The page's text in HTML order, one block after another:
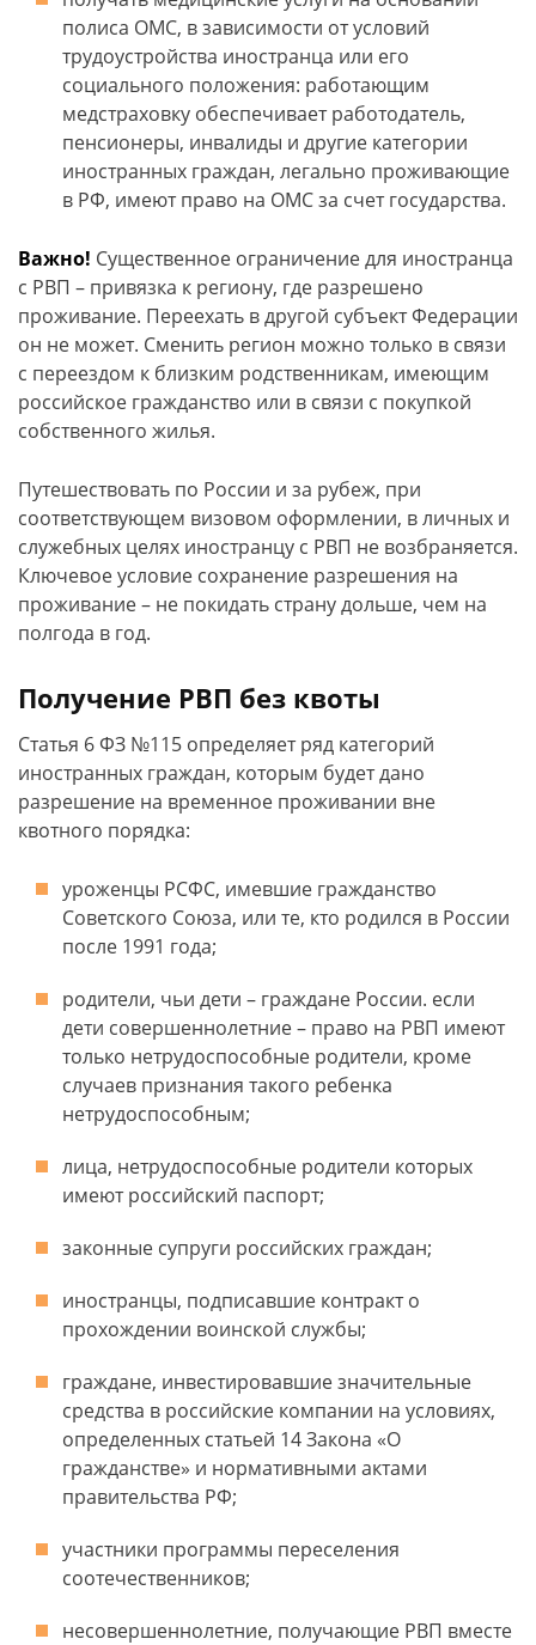
полиса ОМС, в зависимости от условий
трудоустройства иностранца или его
социального положения: работающим
медстраховку обеспечивает работодатель,
пенсионеры, инвалиды и другие категории
иностранных граждан, легально проживающие
в РФ, имеют право на ОМС за счет государства.
Важно! Существенное ограничение для иностранца
с РВП – привязка к региону, где разрешено
проживание. Переехать в другой субъект Федерации
он не может. Сменить регион можно только в связи
с переездом к близким родственникам, имеющим
российское гражданство или в связи с покупкой
собственного жилья.
Путешествовать по России и за рубеж, при
соответствующем визовом оформлении, в личных и
служебных целях иностранцу с РВП не возбраняется.
Ключевое условие сохранение разрешения на
проживание – не покидать страну дольше, чем на
полгода в год.
Получение РВП без квоты
Статья 6 ФЗ №115 определяет ряд категорий
иностранных граждан, которым будет дано
разрешение на временное проживании вне
квотного порядка:
уроженцы РСФС, имевшие гражданство
Советского Союза, или те, кто родился в России
после 1991 года;
родители, чьи дети – граждане России. если
дети совершеннолетние – право на РВП имеют
только нетрудоспособные родители, кроме
случаев признания такого ребенка
нетрудоспособным;
лица, нетрудоспособные родители которых
имеют российский паспорт;
законные супруги российских граждан;
иностранцы, подписавшие контракт о
прохождении воинской службы;
граждане, инвестировавшие значительные
средства в российские компании на условиях,
определенных статьей 14 Закона «О
гражданстве» и нормативными актами
правительства РФ;
участники программы переселения
соотечественников;
несовершеннолетние, получающие РВП вместе